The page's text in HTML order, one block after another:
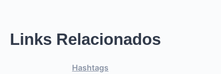
Links Relacionados
Hashtags